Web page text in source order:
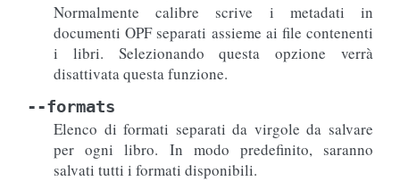
Normalmente calibre scrive i metadati in
documenti OPF separati assieme ai file contenenti
i libri. Selezionando questa opzione verrà
disattivata questa funzione.
--formats
Elenco di formati separati da virgole da salvare
per ogni libro. In modo predefinito, saranno
salvati tutti i formati disponibili.